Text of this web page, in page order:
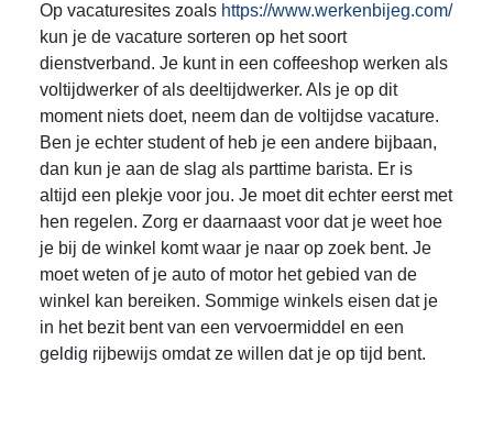
Op vacaturesites zoals https://www.werkenbijeg.com/
kun je de vacature sorteren op het soort
dienstverband. Je kunt in een coffeeshop werken als
voltijdwerker of als deeltijdwerker. Als je op dit
moment niets doet, neem dan de voltijdse vacature.
Ben je echter student of heb je een andere bijbaan,
dan kun je aan de slag als parttime barista. Er is
altijd een plekje voor jou. Je moet dit echter eerst met
hen regelen. Zorg er daarnaast voor dat je weet hoe
je bij de winkel komt waar je naar op zoek bent. Je
moet weten of je auto of motor het gebied van de
winkel kan bereiken. Sommige winkels eisen dat je
in het bezit bent van een vervoermiddel en een
geldig rijbewijs omdat ze willen dat je op tijd bent.